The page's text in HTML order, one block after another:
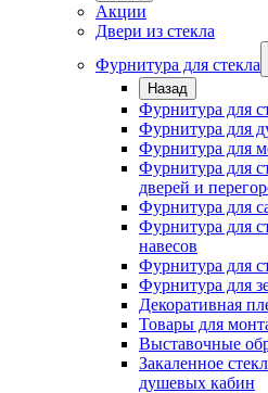
Акции
Двери из стекла
Фурнитура для стекла
Назад
Фурнитура для
Фурнитура для
Фурнитура для
Фурнитура для
дверей и
Фурнитура для
Фурнитура для
навесов
Фурнитура для
Фурнитура для
Декоративная
Товары для
Выставочные
Закаленное
душевых кабин